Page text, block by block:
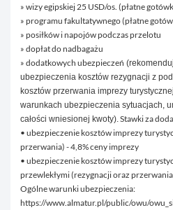
» wizy egipskiej 25 USD/os. (płatne
» programu fakultatywnego (płatne
» posiłków i napojów podczas przelotu
» dopłat do nadbagażu
» dodatkowych ubezpieczeń
ubezpieczenia kosztów rezygnacji z
kosztów przerwania imprezy
warunkach ubezpieczenia sytuacjach,
całości wniesionej kwoty). Stawki za
• ubezpieczenie kosztów imprezy
przerwania) - 4,8% ceny imprezy
• ubezpieczenie kosztów imprezy
przewlekłymi (rezygnacji oraz
Ogólne warunki ubezpieczenia:
https://www.almatur.pl/public/owu/